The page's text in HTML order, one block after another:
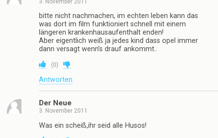
bitte nicht nachmachen, im echten leben kann das
was dort im film funktioniert schnell mit einem
längeren krankenhausaufenthalt enden!
Aber eigentlich weiß ja jedes kind dass opel immer
dann versagt wenn’s drauf ankommt..
(0)
Antworten
Der Neue
3. November 2011
Was ein scheiß,ihr seid alle Husos!